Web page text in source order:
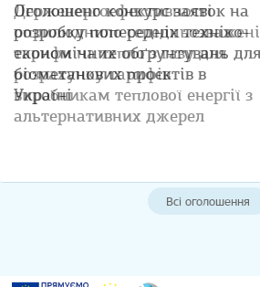
Держенергоефективності
оприлюднило середньозважені
тарифи на тепло з газу для
розрахунку тарифів
виробникам теплової енергії з
альтернативних джерел
Всі оголошення